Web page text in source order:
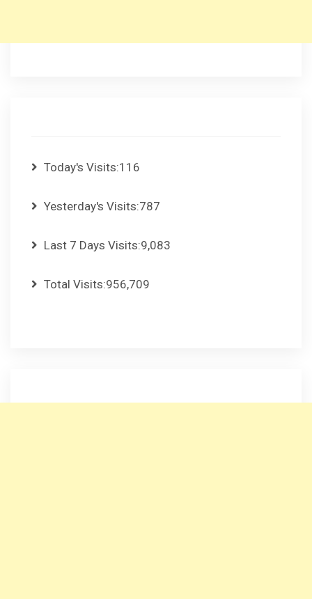
Today's Visits:116
Yesterday's Visits:787
Last 7 Days Visits:9,083
Total Visits:956,709